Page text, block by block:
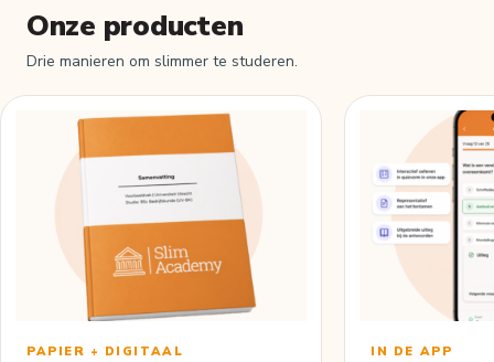
Onze producten
Drie manieren om slimmer te studeren.
PAPIER + DIGITAAL IN DE APP